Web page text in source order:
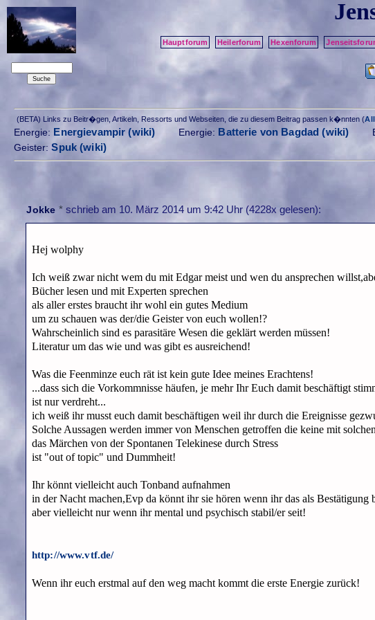
Hauptforum Heilerforum Hexenforum
(BETA) Links zu Beitr�gen, Artikeln, Ressorts und Webseiten, die zu diesem Beitrag passen k�nnten (
Energie: Energievampir (wiki) Energie: Batterie von Bagdad (wiki)
Geister:Spuk (wiki)
Jokke * schrieb am 10. März 2014 um 9:42 Uhr(4228x gelesen):
Hej wolphy
Ich weiß zwar nicht wem du mit Edgar meist und wen du ansprechen
Bücher lesen und mit Experten sprechen
als aller erstes braucht ihr wohl ein gutes Medium
um zu schauen was der/die Geister von euch wollen!?
Wahrscheinlich sind es parasitäre Wesen die geklärt werden müssen!
Literatur um das wie und was gibt es ausreichend!
Was die Feenminze euch rät ist kein gute Idee meines Erachtens!
...dass sich die Vorkommnisse häufen, je mehr Ihr Euch damit beschäftigt
ist nur verdreht...
ich weiß ihr musst euch damit beschäftigen weil ihr durch die Ereignisse
Solche Aussagen werden immer von Menschen getroffen die keine mit
das Märchen von der Spontanen Telekinese durch Stress
ist "out of topic" und Dummheit!
Ihr könnt vielleicht auch Tonband aufnahmen
in der Nacht machen,Evp da könnt ihr sie hören wenn ihr das als Bestätigung
aber vielleicht nur wenn ihr mental und psychisch stabil/er seit!
http://www.vtf.de/
Wenn ihr euch erstmal auf den weg macht kommt die erste Energie zurück!